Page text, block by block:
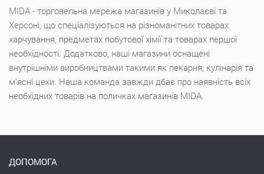
MIDA - торговельна мережа магазинів у Миколаєві та
Херсоні, що спеціалізуються на різноманітних товарах
харчування, предметах побутової хімії та товарах першої
необхідності. Додатково, наші магазини оснащені
внутрішніми виробництвами такими як пекарня, кулінарія та
м'ясні цехи. Наша команда завжди дбає про наявність всіх
необхідних товарів на поличках магазинів MIDA.
ДОПОМОГА